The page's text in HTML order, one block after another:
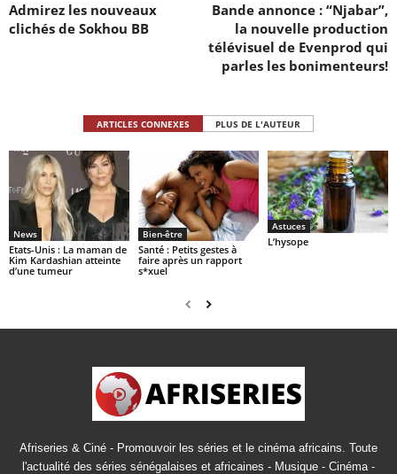
Admirez les nouveaux
clichés de Sokhou BB
Bande annonce : “Njabar”,
la nouvelle production
télévisuel de Evenprod qui
parles les bonimenteurs!
ARTICLES CONNEXES PLUS DE L'AUTEUR
News
Etats-Unis : La maman de
Kim Kardashian atteinte
d’une tumeur
Bien-être
Santé : Petits gestes à
faire après un rapport
s*xuel
Astuces
L’hysope
Afriseries & Ciné - Promouvoir les séries et le cinéma africains. Toute
l'actualité des séries sénégalaises et africaines - Musique - Cinéma -